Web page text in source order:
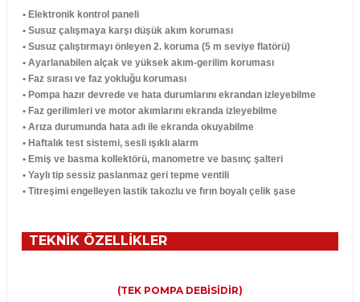
• Elektronik kontrol paneli
• Susuz çalışmaya karşı düşük akım koruması
• Susuz çalıştırmayı önleyen 2. koruma (5 m seviye flatörü)
• Ayarlanabilen alçak ve yüksek akım-gerilim koruması
• Faz sırası ve faz yokluğu koruması
• Pompa hazır devrede ve hata durumlarını ekrandan izleyebilme
• Faz gerilimleri ve motor akımlarını ekranda izleyebilme
• Arıza durumunda hata adı ile ekranda okuyabilme
• Haftalık test sistemi, sesli ışıklı alarm
• Emiş ve basma kollektörü, manometre ve basınç şalteri
• Yaylı tip sessiz paslanmaz geri tepme ventili
• Titreşimi engelleyen lastik takozlu ve fırın boyalı çelik şase
TEKNİK ÖZELLİKLER
(TEK POMPA DEBİSİDİR)